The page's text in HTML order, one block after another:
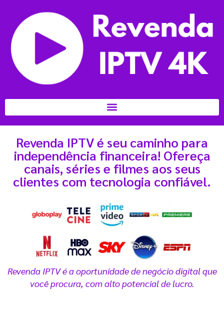
Revenda IPTV é seu caminho para
independência financeira! Ofereça
canais, séries e filmes aos seus
clientes com tecnologia confiável.
Revenda IPTV é a oportunidade de negócio digital que
você procura, com alto potencial de lucro.